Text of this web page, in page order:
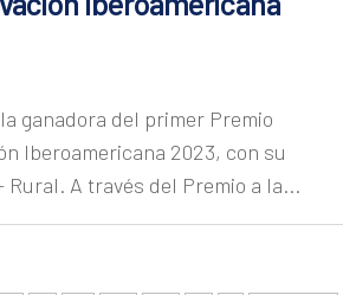
ganadora del primer Premio
Iberoamericana 2023, con su
Rural. A través del Premio a la...